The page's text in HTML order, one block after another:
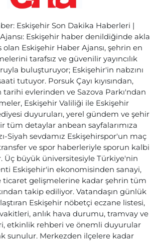
Eskişehir Son Dakika Haberleri |
Eskişehir haber denildiğinde akla
Eskişehir Haber Ajansı, şehrin en
tarafsız ve güvenilir yayıncılık
buluşturuyor; Eskişehir'in nabzını
tutuyor. Porsuk Çayı kıyısından,
tarihi evlerinden ve Sazova Parkı'ndan
Eskişehir Valiliği ile Eskişehir
duyuruları, yerel gündem ve şehir
tüm detaylar anbean sayfalarımıza
Siyah sevdamız Eskişehirspor'un maç
ve spor haberleriyle sporun kalbi
Üç büyük üniversitesiyle Türkiye'nin
Eskişehir'in ekonomisinden sanayi,
ticaret gelişmelerine kadar şehrin tüm
takip ediliyor. Vatandaşın günlük
Eskişehir nöbetçi eczane listesi,
anlık hava durumu, tramvay ve
etkinlik rehberi ve önemli duyurular
sunulur. Merkezden ilçelere kadar